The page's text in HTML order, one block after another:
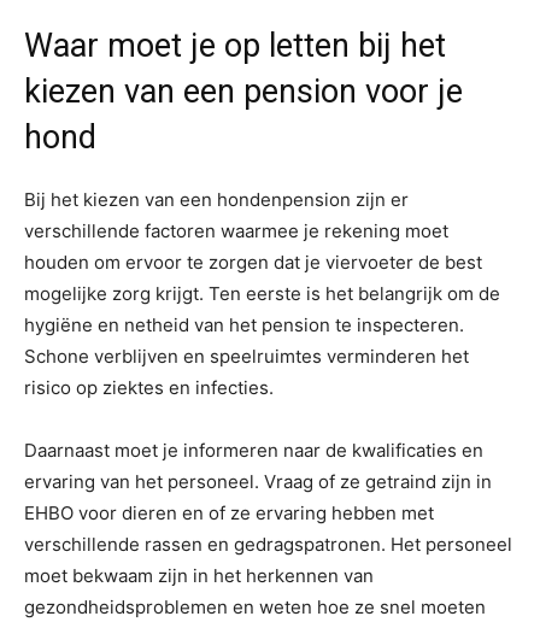
Waar moet je op letten bij het
kiezen van een pension voor je
hond
Bij het kiezen van een hondenpension zijn er
verschillende factoren waarmee je rekening moet
houden om ervoor te zorgen dat je viervoeter de best
mogelijke zorg krijgt. Ten eerste is het belangrijk om de
hygiëne en netheid van het pension te inspecteren.
Schone verblijven en speelruimtes verminderen het
risico op ziektes en infecties.
Daarnaast moet je informeren naar de kwalificaties en
ervaring van het personeel. Vraag of ze getraind zijn in
EHBO voor dieren en of ze ervaring hebben met
verschillende rassen en gedragspatronen. Het personeel
moet bekwaam zijn in het herkennen van
gezondheidsproblemen en weten hoe ze snel moeten